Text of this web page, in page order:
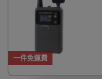
一件免運費